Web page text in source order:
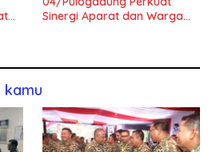
Sinergi Aparat dan Warga
kamu